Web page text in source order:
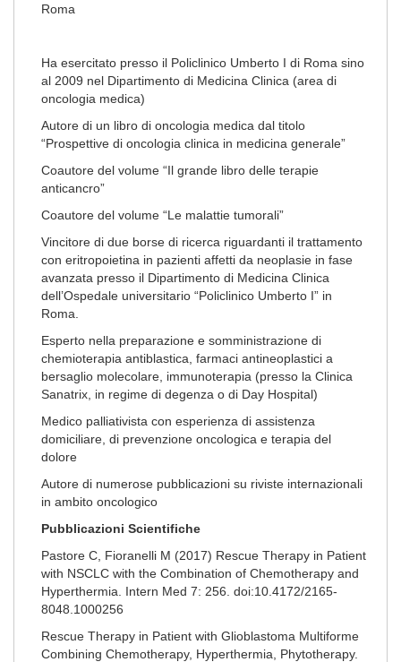
Roma
Ha esercitato presso il Policlinico Umberto I di Roma sino
al 2009 nel Dipartimento di Medicina Clinica (area di
oncologia medica)
Autore di un libro di oncologia medica dal titolo
“Prospettive di oncologia clinica in medicina generale”
Coautore del volume “Il grande libro delle terapie
anticancro”
Coautore del volume “Le malattie tumorali”
Vincitore di due borse di ricerca riguardanti il trattamento
con eritropoietina in pazienti affetti da neoplasie in fase
avanzata presso il Dipartimento di Medicina Clinica
dell’Ospedale universitario “Policlinico Umberto I” in
Roma.
Esperto nella preparazione e somministrazione di
chemioterapia antiblastica, farmaci antineoplastici a
bersaglio molecolare, immunoterapia (presso la Clinica
Sanatrix, in regime di degenza o di Day Hospital)
Medico palliativista con esperienza di assistenza
domiciliare, di prevenzione oncologica e terapia del
dolore
Autore di numerose pubblicazioni su riviste internazionali
in ambito oncologico
Pubblicazioni Scientifiche
Pastore C, Fioranelli M (2017) Rescue Therapy in Patient
with NSCLC with the Combination of Chemotherapy and
Hyperthermia. Intern Med 7: 256. doi:10.4172/2165-
8048.1000256
Rescue Therapy in Patient with Glioblastoma Multiforme
Combining Chemotherapy, Hyperthermia, Phytotherapy.